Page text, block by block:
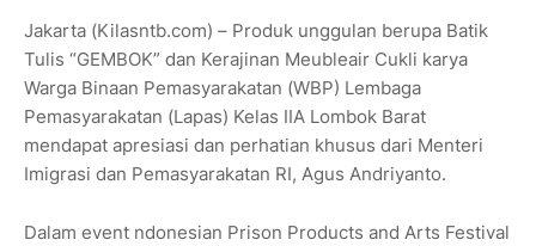
Jakarta (Kilasntb.com) – Produk unggulan berupa Batik
Tulis “GEMBOK” dan Kerajinan Meubleair Cukli karya
Warga Binaan Pemasyarakatan (WBP) Lembaga
Pemasyarakatan (Lapas) Kelas IIA Lombok Barat
mendapat apresiasi dan perhatian khusus dari Menteri
Imigrasi dan Pemasyarakatan RI, Agus Andriyanto.
Dalam event ndonesian Prison Products and Arts Festival